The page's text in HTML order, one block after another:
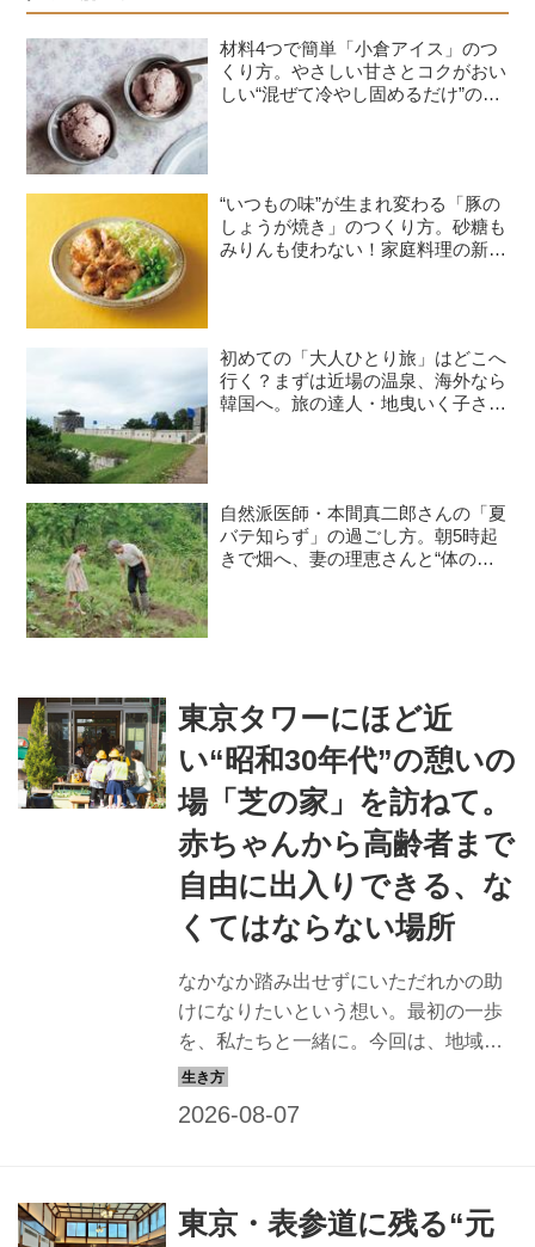
材料4つで簡単「小倉アイス」のつ
くり方。やさしい甘さとコクがおい
しい“混ぜて冷やし固めるだけ”のひ
“いつもの味”が生まれ変わる「豚の
しょうが焼き」のつくり方。砂糖も
みりんも使わない！家庭料理の新定
初めての「大人ひとり旅」はどこへ
行く？まずは近場の温泉、海外なら
韓国へ。旅の達人・地曳いく子さん
自然派医師・本間真二郎さんの「夏
バテ知らず」の過ごし方。朝5時起
きで畑へ、妻の理恵さんと“体の
東京タワーにほど近
い“昭和30年代”の憩いの
場「芝の家」を訪ねて。
赤ちゃんから高齢者まで
自由に出入りできる、な
くてはならない場所
なかなか踏み出せずにいただれかの助
けになりたいという想い。最初の一歩
を、私たちと一緒に。今回は、地域を
つなぐ！ 交流の場づくりプロジェクト
東京・表参道に残る“元